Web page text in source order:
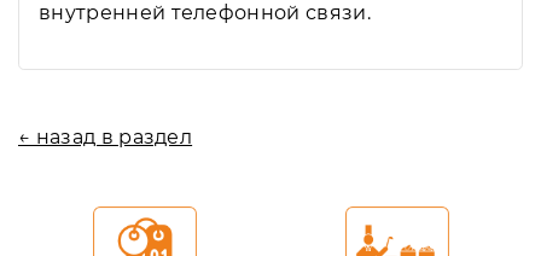
внутренней телефонной связи.
← назад в раздел